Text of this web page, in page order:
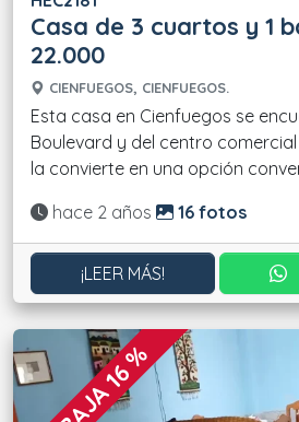
Casa de 3 cuartos y 1
22.000
CIENFUEGOS, CIENFUEGOS.
Esta casa en Cienfuegos se
Boulevard y del centro
la convierte en una opción
Actualizado:
hace 2 años 16 fotos
¡LEER MÁS!